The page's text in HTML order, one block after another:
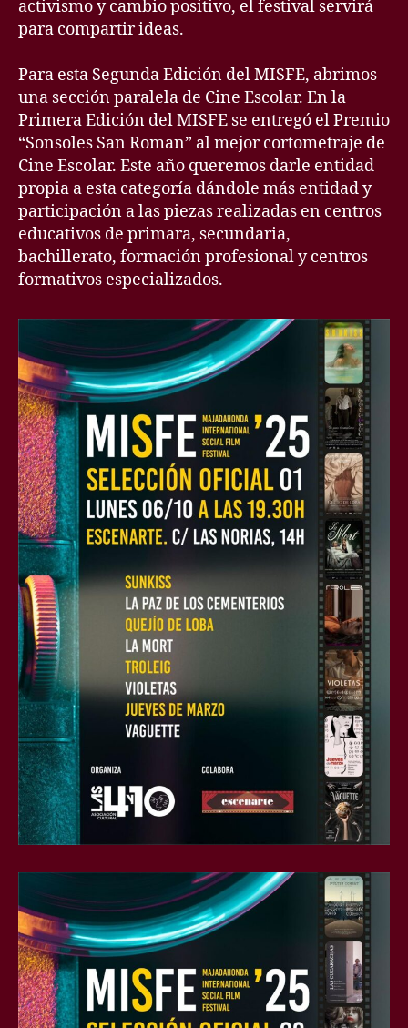
activismo y cambio positivo, el festival servirá
para compartir ideas.
Para esta Segunda Edición del MISFE, abrimos
una sección paralela de Cine Escolar. En la
Primera Edición del MISFE se entregó el Premio
“Sonsoles San Roman” al mejor cortometraje de
Cine Escolar. Este año queremos darle entidad
propia a esta categoría dándole más entidad y
participación a las piezas realizadas en centros
educativos de primara, secundaria,
bachillerato, formación profesional y centros
formativos especializados.